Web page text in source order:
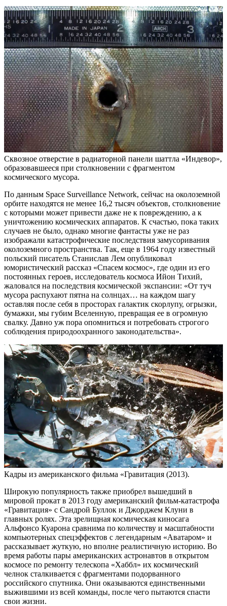
Сквозное отверстие в радиаторной панели шаттла «Индевор»,
образовавшееся при столкновении с фрагментом
космического мусора.
По данным Space Surveillance Network, сейчас на околоземной
орбите находятся не менее 16,2 тысяч объектов, столкновение
с которыми может привести даже не к повреждению, а к
уничтожению космических аппаратов. К счастью, пока таких
случаев не было, однако многие фантасты уже не раз
изображали катастрофические последствия замусоривания
околоземного пространства. Так, еще в 1964 году известный
польский писатель Станислав Лем опубликовал
юмористический рассказ «Спасем космос», где один из его
постоянных героев, исследователь космоса Ийон Тихий,
жаловался на последствия космической экспансии: «От туч
мусора распухают пятна на солнцах… на каждом шагу
оставляя после себя в просторах галактик скорлупу, огрызки,
бумажки, мы губим Вселенную, превращая ее в огромную
свалку. Давно уж пора опомниться и потребовать строгого
соблюдения природоохранного законодательства».
Кадры из американского фильма «Гравитация (2013).
Широкую популярность также приобрел вышедший в
мировой прокат в 2013 году американский фильм-катастрофа
«Гравитация» с Сандрой Буллок и Джорджем Клуни в
главных ролях. Эта зрелищная космическая киносага
Альфонсо Куарона сравнима по количеству и масштабности
компьютерных спецэффектов с легендарным «Аватаром» и
рассказывает жуткую, но вполне реалистичную историю. Во
время работы пары американских астронавтов в открытом
космосе по ремонту телескопа «Хаббл» их космический
челнок сталкивается с фрагментами подорванного
российского спутника. Они оказываются единственными
выжившими из всей команды, после чего пытаются спасти
свои жизни.